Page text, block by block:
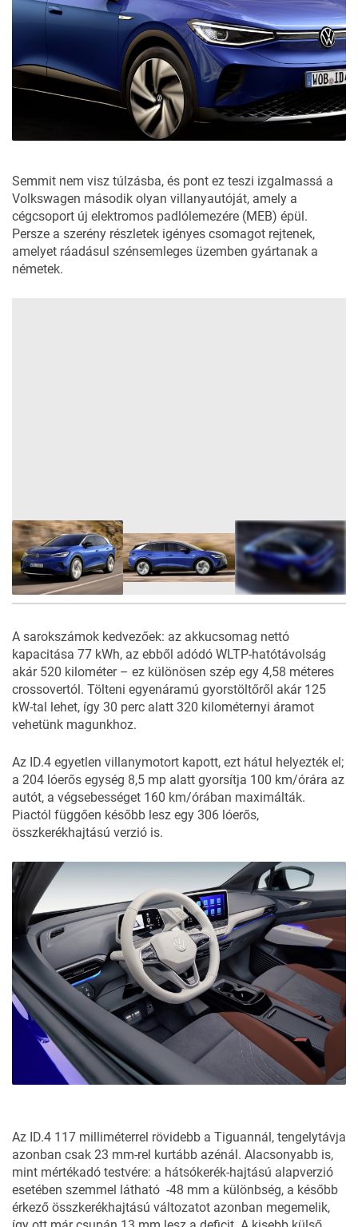
Semmit nem visz túlzásba, és pont ez teszi izgalmassá a
Volkswagen második olyan villanyautóját, amely a
cégcsoport új elektromos padlólemezére (MEB) épül.
Persze a szerény részletek igényes csomagot rejtenek,
amelyet ráadásul szénsemleges üzemben gyártanak a
németek.
A sarokszámok kedvezőek: az akkucsomag nettó
kapacitása 77 kWh, az ebből adódó WLTP-hatótávolság
akár 520 kilométer – ez különösen szép egy 4,58 méteres
crossovertól. Tölteni egyenáramú gyorstöltőről akár 125
kW-tal lehet, így 30 perc alatt 320 kilométernyi áramot
vehetünk magunkhoz.
Az ID.4 egyetlen villanymotort kapott, ezt hátul helyezték el;
a 204 lóerős egység 8,5 mp alatt gyorsítja 100 km/órára az
autót, a végsebességet 160 km/órában maximálták.
Piactól függően később lesz egy 306 lóerős,
összkerékhajtású verzió is.
Az ID.4 117 milliméterrel rövidebb a Tiguannál, tengelytávja
azonban csak 23 mm-rel kurtább azénál. Alacsonyabb is,
mint mértékadó testvére: a hátsókerék-hajtású alapverzió
esetében szemmel látható -48 mm a különbség, a később
érkező összkerékhajtású változatot azonban megemelik,